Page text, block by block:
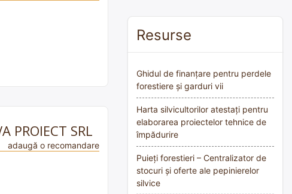
SRL
adaugă o recomandare
Resurse
Ghidul de finanțare pentru perdele
forestiere și garduri vii
Harta silvicultorilor atestați pentru
elaborarea proiectelor tehnice de
împădurire
Puieți forestieri – Centralizator de
stocuri și oferte ale pepinierelor
silvice